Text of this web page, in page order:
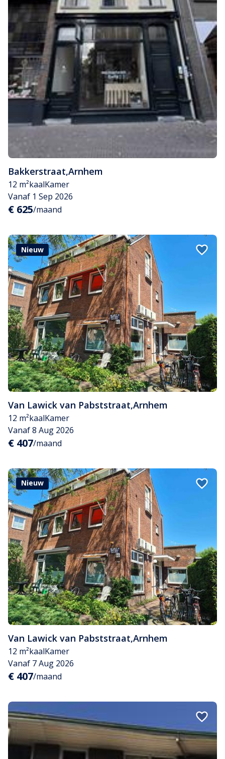
Bakkerstraat,Arnhem
12 m²kaalKamer
Vanaf 1 Sep 2026
€ 625/maand
Nieuw
Van Lawick van Pabststraat,Arnhem
12 m²kaalKamer
Vanaf 8 Aug 2026
€ 407/maand
Nieuw
Van Lawick van Pabststraat,Arnhem
12 m²kaalKamer
Vanaf 7 Aug 2026
€ 407/maand